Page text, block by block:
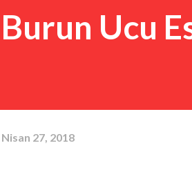
Burun Ucu
Nisan 27, 2018